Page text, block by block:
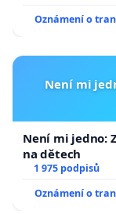
Oznámení o
Není mi
Není mi jedno:
na dětech
1 975 podpisů
Oznámení o